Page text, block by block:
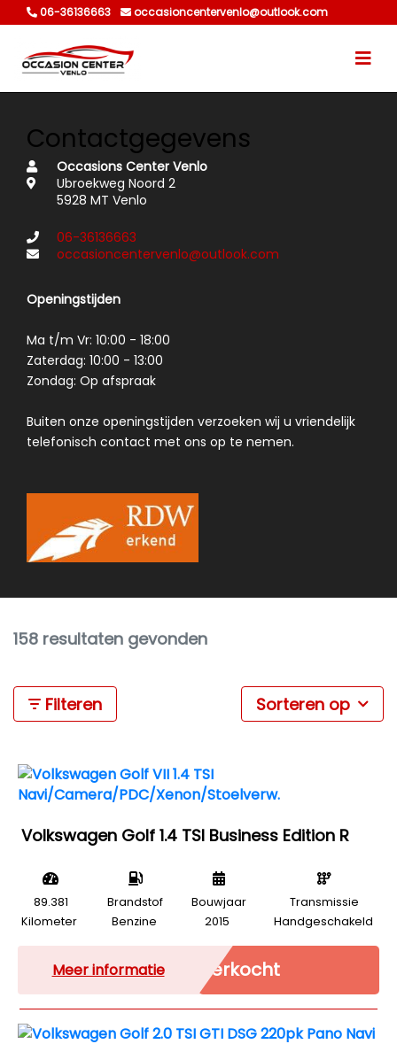
06-36136663 occasioncentervenlo@outlook.com
Contactgegevens
Occasions Center Venlo
Ubroekweg Noord 2
5928 MT Venlo
06-36136663
occasioncentervenlo@outlook.com
Openingstijden
Ma t/m Vr: 10:00 - 18:00
Zaterdag: 10:00 - 13:00
Zondag: Op afspraak
Buiten onze openingstijden verzoeken wij u vriendelijk
telefonisch contact met ons op te nemen.
158 resultaten gevonden
Filteren Sorteren op
Volkswagen Golf 1.4 TSI Business Edition R
89.381
Kilometer
Brandstof
Benzine
Bouwjaar
2015
Transmissie
Handgeschakeld
Meer informatie Verkocht